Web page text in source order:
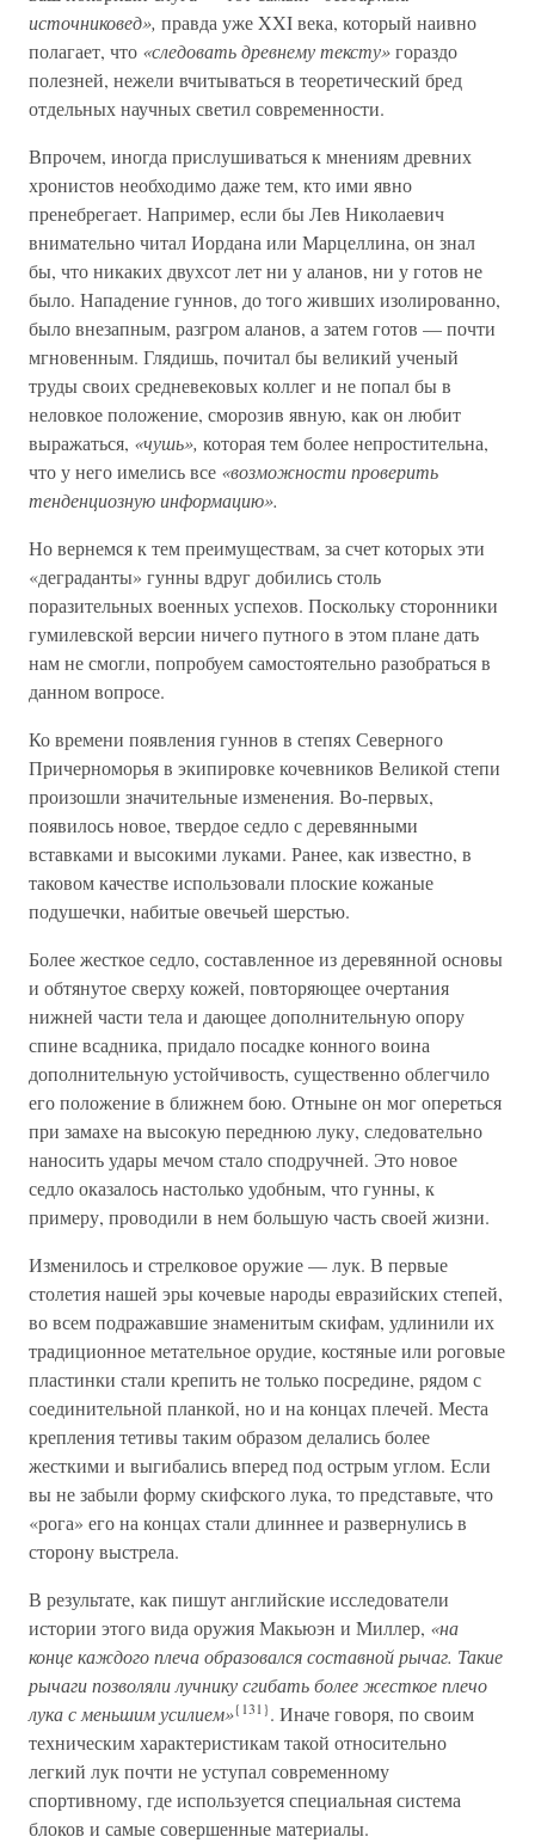
источниковед», правда уже XXI века, который наивно
полагает, что «следовать древнему тексту»гораздо
полезней, нежели вчитываться в теоретический бред
отдельных научных светил современности.
Впрочем, иногда прислушиваться к мнениям древних
хронистов необходимо даже тем, кто ими явно
пренебрегает. Например, если бы Лев Николаевич
внимательно читал Иордана или Марцеллина, он знал
бы, что никаких двухсот лет ни у аланов, ни у готов не
было. Нападение гуннов, до того живших изолированно,
было внезапным, разгром аланов, а затем готов — почти
мгновенным. Глядишь, почитал бы великий ученый
труды своих средневековых коллег и не попал бы в
неловкое положение, сморозив явную, как он любит
выражаться, «чушь», которая тем более непростительна,
что у него имелись все «возможности проверить
тенденциозную информацию».
Но вернемся к тем преимуществам, за счет которых эти
«деграданты» гунны вдруг добились столь
поразительных военных успехов. Поскольку сторонники
гумилевской версии ничего путного в этом плане дать
нам не смогли, попробуем самостоятельно разобраться в
данном вопросе.
Ко времени появления гуннов в степях Северного
Причерноморья в экипировке кочевников Великой степи
произошли значительные изменения. Во-первых,
появилось новое, твердое седло с деревянными
вставками и высокими луками. Ранее, как известно, в
таковом качестве использовали плоские кожаные
подушечки, набитые овечьей шерстью.
Более жесткое седло, составленное из деревянной основы
и обтянутое сверху кожей, повторяющее очертания
нижней части тела и дающее дополнительную опору
спине всадника, придало посадке конного воина
дополнительную устойчивость, существенно облегчило
его положение в ближнем бою. Отныне он мог опереться
при замахе на высокую переднюю луку, следовательно
наносить удары мечом стало сподручней. Это новое
седло оказалось настолько удобным, что гунны, к
примеру, проводили в нем большую часть своей жизни.
Изменилось и стрелковое оружие — лук. В первые
столетия нашей эры кочевые народы евразийских степей,
во всем подражавшие знаменитым скифам, удлинили их
традиционное метательное орудие, костяные или роговые
пластинки стали крепить не только посредине, рядом с
соединительной планкой, но и на концах плечей. Места
крепления тетивы таким образом делались более
жесткими и выгибались вперед под острым углом. Если
вы не забыли форму скифского лука, то представьте, что
«рога» его на концах стали длиннее и развернулись в
сторону выстрела.
В результате, как пишут английские исследователи
истории этого вида оружия Макьюэн и Миллер, «на
конце каждого плеча образовался составной рычаг. Такие
рычаги позволяли лучнику сгибать более жесткое плечо
лука с меньшим усилием»{131}. Иначе говоря, по своим
техническим характеристикам такой относительно
легкий лук почти не уступал современному
спортивному, где используется специальная система
блоков и самые совершенные материалы.